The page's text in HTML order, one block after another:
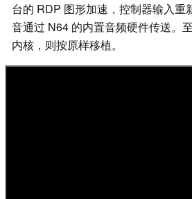
台的 RDP 图形加速，控制器输入重
音通过 N64 的内置音频硬件传送。
内核，则按原样移植。